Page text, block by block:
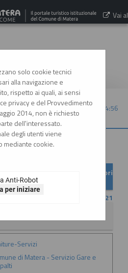
Vai al
08/08/2026 14:56
economici»Bandi e avvisi
solo cookie tecnici
alla navigazione e
rispetto ai quali, ai sensi
privacy e del Provvedimento
2014, non è richiesto
dell'interessato.
degli utenti viene
mediante cookie.
Anti-Robot
per iniziare
archiviati per elenchi operatori
AGGIORNATO AL 18/10/2021
Servizi
di Matera - Servizio Gare e